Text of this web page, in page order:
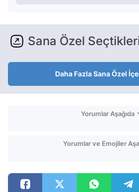
Sana Özel
Daha Fazla Sana Özel
Yorumlar Aşağıda
Yorumlar ve Emojiler